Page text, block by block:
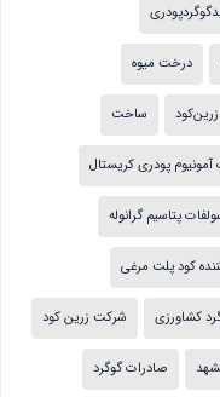
درخت میوه
زرین‌کود ساخت
آمونیوم پودری کریستال
پتاسیم گرانوله
کود پلت مرغی
کشاورزی شرکت زرین کود
صادرات گوگرد